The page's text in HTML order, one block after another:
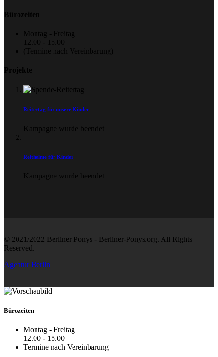
Bürozeiten
Montag - Freitag
12.00 - 15.00
(Termine nach Vereinbarung)
Projekte
Reitertag für unsere Kinder
Kampagne wurde beendet
Reithelme für Kinder
Kampagne wurde beendet
© 2021/2022 Berliner Ponys - Berliner-Ponys.org. All Rights
Reserved.
Agentur Berlin
Bürozeiten
Montag - Freitag
12.00 - 15.00
Termine nach Vereinbarung